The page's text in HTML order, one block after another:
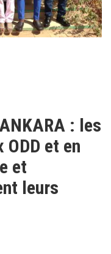
: les
et en
et
leurs